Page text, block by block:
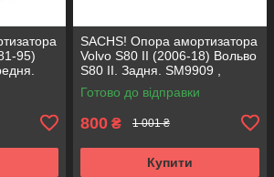
95)
,
SACHS! Опора амортизатора
Volvo S80 II (2006-18) Вольво
S80 II. Задня. SM9909 ,
802416 , KB952.10 ,
VKDA40436
Готово до відправки
800 ₴ 1 001 ₴
Купити